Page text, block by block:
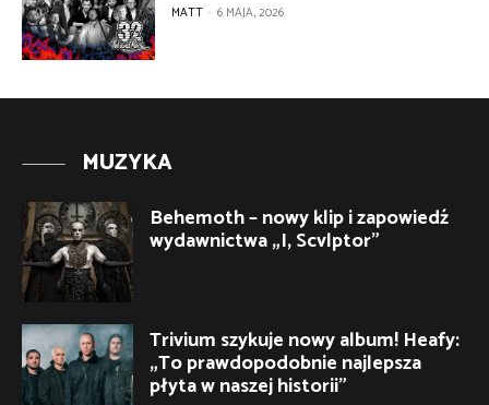
MATT - 6 MAJA, 2026
MUZYKA
Behemoth – nowy klip i zapowiedź
wydawnictwa „I, Scvlptor”
Trivium szykuje nowy album! Heafy:
„To prawdopodobnie najlepsza
płyta w naszej historii”